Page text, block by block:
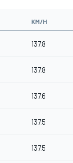
KM/H
137.8
137.8
137.6
137.5
137.5